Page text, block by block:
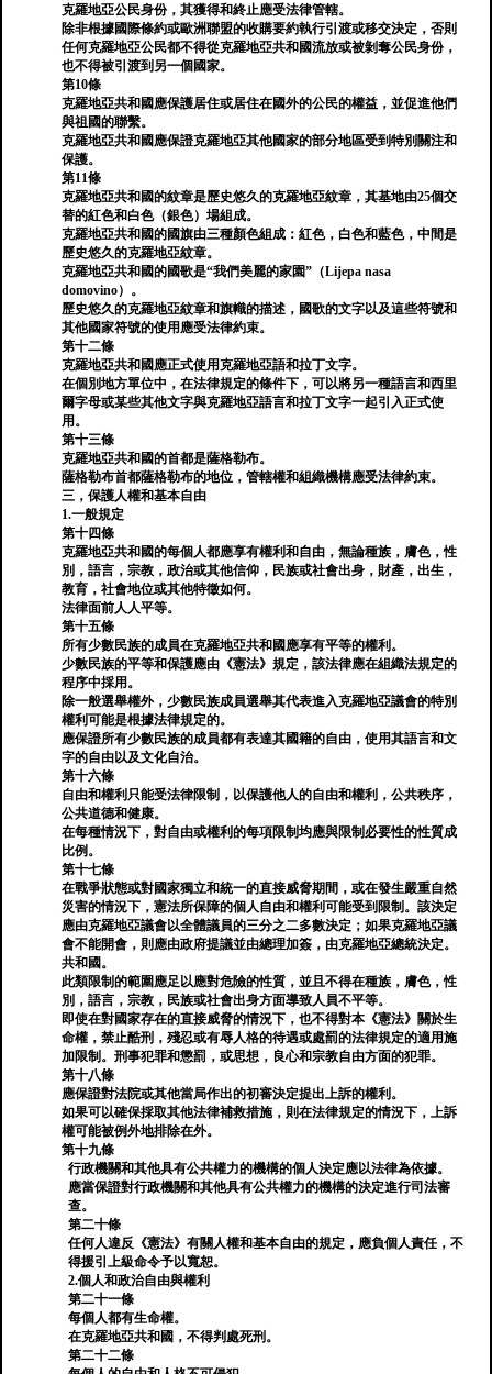
克羅地亞公民身份，其獲得和終止應受法律管轄。
除非根據國際條約或歐洲聯盟的收購要約執行引渡或移交決定，否則
任何克羅地亞公民都不得從克羅地亞共和國流放或被剝奪公民身份，
也不得被引渡到另一個國家。
第10條
克羅地亞共和國應保護居住或居住在國外的公民的權益，並促進他們
與祖國的聯繫。
克羅地亞共和國應保證克羅地亞其他國家的部分地區受到特別關注和
保護。
第11條
克羅地亞共和國的紋章是歷史悠久的克羅地亞紋章，其基地由25個交
替的紅色和白色（銀色）場組成。
克羅地亞共和國的國旗由三種顏色組成：紅色，白色和藍色，中間是
歷史悠久的克羅地亞紋章。
克羅地亞共和國的國歌是“我們美麗的家園”（Lijepa nasa
domovino）。
歷史悠久的克羅地亞紋章和旗幟的描述，國歌的文字以及這些符號和
其他國家符號的使用應受法律約束。
第十二條
克羅地亞共和國應正式使用克羅地亞語和拉丁文字。
在個別地方單位中，在法律規定的條件下，可以將另一種語言和西里
爾字母或某些其他文字與克羅地亞語言和拉丁文字一起引入正式使
用。
第十三條
克羅地亞共和國的首都是薩格勒布。
薩格勒布首都薩格勒布的地位，管轄權和組織機構應受法律約束。
三，保護人權和基本自由
1.一般規定
第十四條
克羅地亞共和國的每個人都應享有權利和自由，無論種族，膚色，性
別，語言，宗教，政治或其他信仰，民族或社會出身，財產，出生，
教育，社會地位或其他特徵如何。
法律面前人人平等。
第十五條
所有少數民族的成員在克羅地亞共和國應享有平等的權利。
少數民族的平等和保護應由《憲法》規定，該法律應在組織法規定的
程序中採用。
除一般選舉權外，少數民族成員選舉其代表進入克羅地亞議會的特別
權利可能是根據法律規定的。
應保證所有少數民族的成員都有表達其國籍的自由，使用其語言和文
字的自由以及文化自治。
第十六條
自由和權利只能受法律限制，以保護他人的自由和權利，公共秩序，
公共道德和健康。
在每種情況下，對自由或權利的每項限制均應與限制必要性的性質成
比例。
第十七條
在戰爭狀態或對國家獨立和統一的直接威脅期間，或在發生嚴重自然
災害的情況下，憲法所保障的個人自由和權利可能受到限制。該決定
應由克羅地亞議會以全體議員的三分之二多數決定；如果克羅地亞議
會不能開會，則應由政府提議並由總理加簽，由克羅地亞總統決定。
共和國。
此類限制的範圍應足以應對危險的性質，並且不得在種族，膚色，性
別，語言，宗教，民族或社會出身方面導致人員不平等。
即使在對國家存在的直接威脅的情況下，也不得對本《憲法》關於生
命權，禁止酷刑，殘忍或有辱人格的待遇或處罰的法律規定的適用施
加限制。刑事犯罪和懲罰，或思想，良心和宗教自由方面的犯罪。
第十八條
應保證對法院或其他當局作出的初審決定提出上訴的權利。
如果可以確保採取其他法律補救措施，則在法律規定的情況下，上訴
權可能被例外地排除在外。
第十九條
行政機關和其他具有公共權力的機構的個人決定應以法律為依據。
應當保證對行政機關和其他具有公共權力的機構的決定進行司法審
查。
第二十條
任何人違反《憲法》有關人權和基本自由的規定，應負個人責任，不
得援引上級命令予以寬恕。
2.個人和政治自由與權利
第二十一條
每個人都有生命權。
在克羅地亞共和國，不得判處死刑。
第二十二條